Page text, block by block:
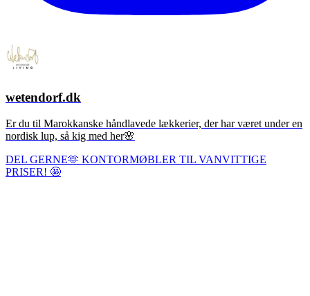
wetendorf.dk
Er du til Marokkanske håndlavede lækkerier, der har været under en
nordisk lup, så kig med her🌸
DEL GERNE🫶 KONTORMØBLER TIL VANVITTIGE
PRISER! 🤩